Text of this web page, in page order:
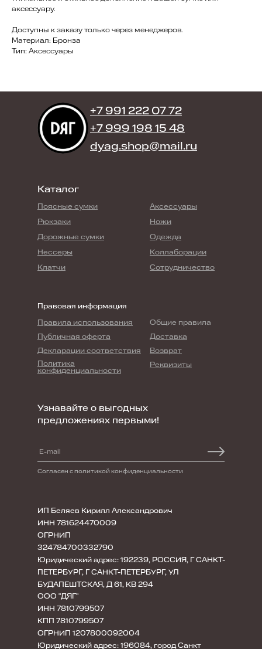
аксессуару.
Доступны к заказу только через менеджеров.
Материал: Бронза
Тип: Аксессуары
Правила использования
+7 991 222 07 72
dyag.shop@mail.ru
Правовая информация
ИП Беляев Кирилл Александрович
ИНН 781624470009
ОГРНИП
324784700332790
Юридический адрес: 192239, РОССИЯ, Г САНКТ-
ПЕТЕРБУРГ, Г САНКТ-ПЕТЕРБУРГ, УЛ
БУДАПЕШТСКАЯ, Д 61, КВ 294
Каталог
Общие правила
Поясные сумки Аксессуары
Возврат
Декларации соответствия
Дорожные сумки Одежда
Реквизиты
Политика
конфиденциальности
Коллаборации
Нессеры
Доставка
Публичная оферта
Рюкзаки Ножи
Клатчи Сотрудничество
Согласен с политикой конфиденциальности
Узнавайте о выгодных
предложениях первыми!
ООО "ДЯГ"
ИНН 7810799507
КПП 7810799507
ОГРНИП 1207800092004
Юридический адрес: 196084, город Санкт
+7 999 198 15 48